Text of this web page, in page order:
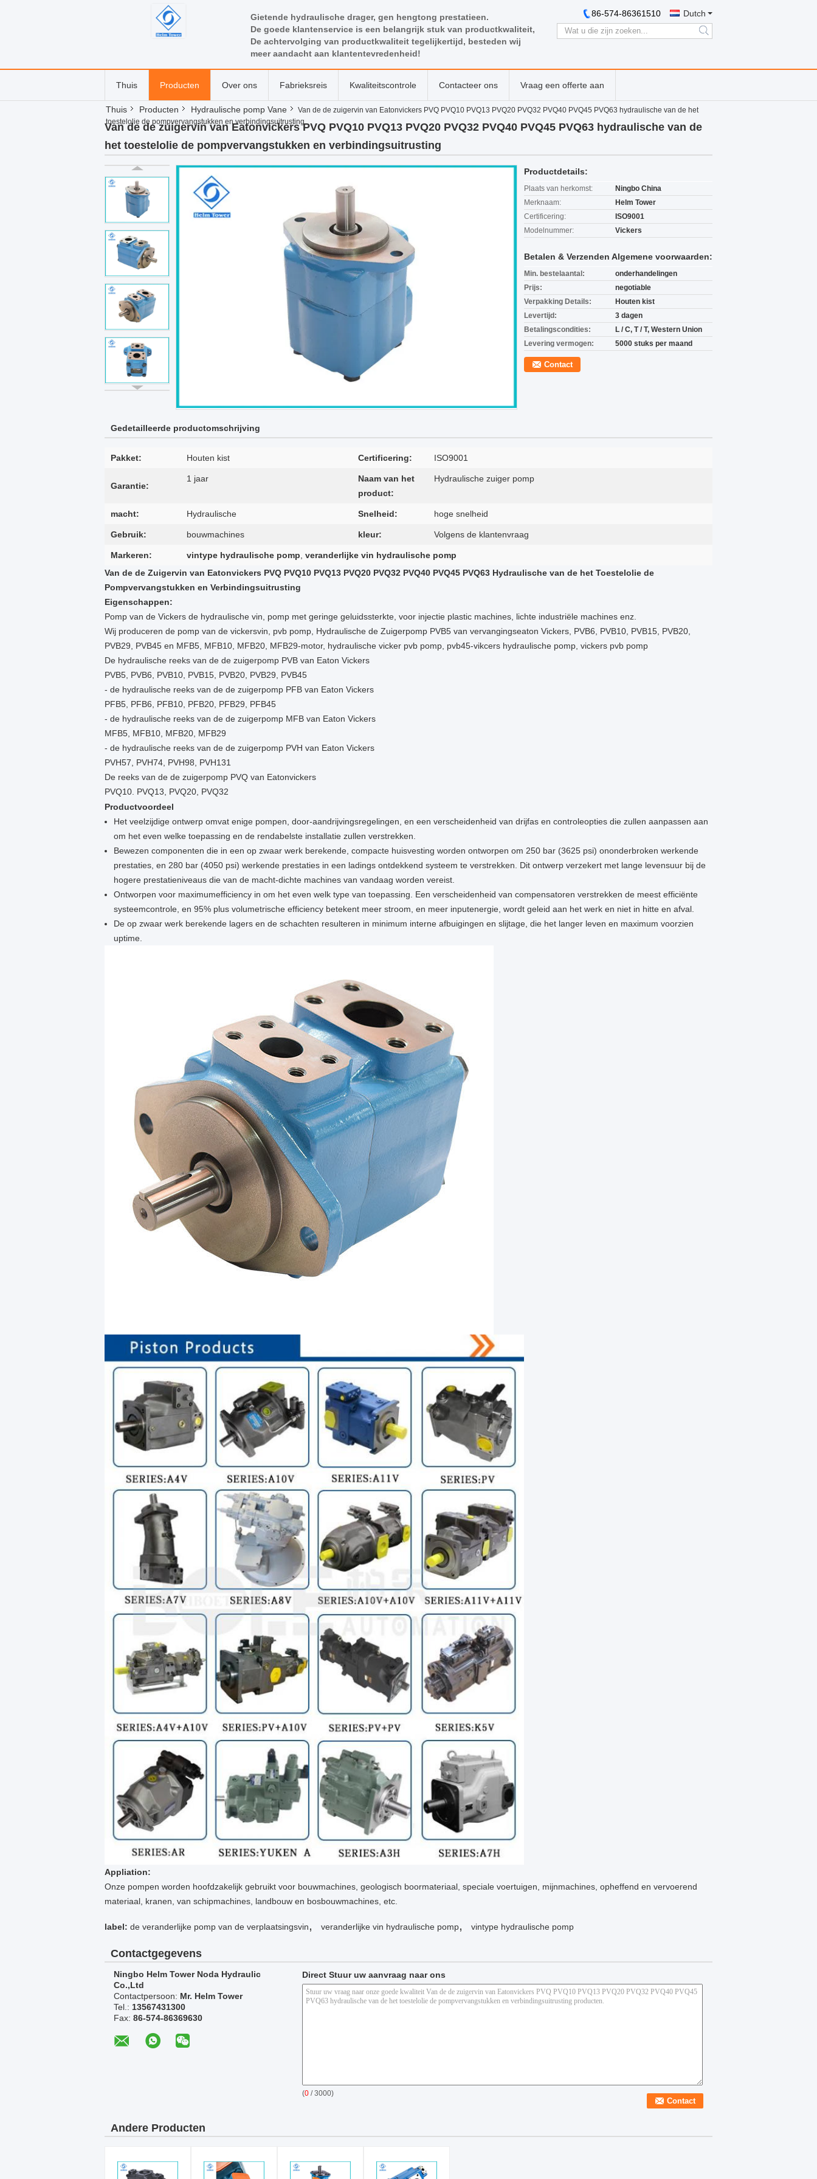
Gietende hydraulische drager, gen hengtong prestatieen.
De goede klantenservice is een belangrijk stuk van productkwaliteit,
De achtervolging van productkwaliteit tegelijkertijd, besteden wij
meer aandacht aan klantentevredenheid!
Dutch
86-574-86361510
search
Thuis Producten Over ons Fabrieksreis Kwaliteitscontrole Contacteer ons Vraag een offerte aan
Thuis Producten Hydraulische pomp Vane
Van de de zuigervin van Eatonvickers PVQ PVQ10 PVQ13 PVQ20 PVQ32 PVQ40 PVQ45 PVQ63 hydraulische van de het
toestelolie de pompvervangstukken en verbindingsuitrusting
Van de de zuigervin van Eatonvickers PVQ PVQ10 PVQ13 PVQ20 PVQ32 PVQ40 PVQ45 PVQ63 hydraulische van de
het toestelolie de pompvervangstukken en verbindingsuitrusting
Productdetails:
Plaats van herkomst:
Ningbo China
Merknaam:
Helm Tower
Certificering:
ISO9001
Modelnummer:
Vickers
Betalen & Verzenden Algemene voorwaarden:
Min. bestelaantal:
onderhandelingen
Prijs:
negotiable
Verpakking Details:
Houten kist
Levertijd:
3 dagen
Betalingscondities:
L / C, T / T, Western Union
Levering vermogen:
5000 stuks per maand
Contact
Gedetailleerde productomschrijving
Pakket: Houten kist Certificering: ISO9001
Garantie:
1 jaar
Naam van het
product:
Hydraulische zuiger pomp
macht: Hydraulische Snelheid: hoge snelheid
Gebruik: bouwmachines kleur: Volgens de klantenvraag
Markeren: vintype hydraulische pomp veranderlijke vin hydraulische pomp
Van de de Zuigervin van Eatonvickers PVQ PVQ10 PVQ13 PVQ20 PVQ32 PVQ40 PVQ45 PVQ63 Hydraulische van de het Toestelolie de
Pompvervangstukken en Verbindingsuitrusting
Eigenschappen:
Pomp van de Vickers de hydraulische vin, pomp met geringe geluidssterkte, voor injectie plastic machines, lichte industriële machines enz.
Wij produceren de pomp van de vickersvin, pvb pomp, Hydraulische de Zuigerpomp PVB5 van vervangingseaton Vickers, PVB6, PVB10, PVB15, PVB20,
PVB29, PVB45 en MFB5, MFB10, MFB20, MFB29-motor, hydraulische vicker pvb pomp, pvb45-vikcers hydraulische pomp, vickers pvb pomp
De hydraulische reeks van de de zuigerpomp PVB van Eaton Vickers
PVB5, PVB6, PVB10, PVB15, PVB20, PVB29, PVB45
- de hydraulische reeks van de de zuigerpomp PFB van Eaton Vickers
PFB5, PFB6, PFB10, PFB20, PFB29, PFB45
- de hydraulische reeks van de de zuigerpomp MFB van Eaton Vickers
MFB5, MFB10, MFB20, MFB29
- de hydraulische reeks van de de zuigerpomp PVH van Eaton Vickers
PVH57, PVH74, PVH98, PVH131
De reeks van de de zuigerpomp PVQ van Eatonvickers
PVQ10. PVQ13, PVQ20, PVQ32
Productvoordeel
Het veelzijdige ontwerp omvat enige pompen, door-aandrijvingsregelingen, en een verscheidenheid van drijfas en controleopties die zullen aanpassen aan
om het even welke toepassing en de rendabelste installatie zullen verstrekken.
Bewezen componenten die in een op zwaar werk berekende, compacte huisvesting worden ontworpen om 250 bar (3625 psi) ononderbroken werkende
prestaties, en 280 bar (4050 psi) werkende prestaties in een ladings ontdekkend systeem te verstrekken. Dit ontwerp verzekert met lange levensuur bij de
hogere prestatieniveaus die van de macht-dichte machines van vandaag worden vereist.
Ontworpen voor maximumefficiency in om het even welk type van toepassing. Een verscheidenheid van compensatoren verstrekken de meest efficiënte
systeemcontrole, en 95% plus volumetrische efficiency betekent meer stroom, en meer inputenergie, wordt geleid aan het werk en niet in hitte en afval.
De op zwaar werk berekende lagers en de schachten resulteren in minimum interne afbuigingen en slijtage, die het langer leven en maximum voorzien
uptime.
Appliation:
Onze pompen worden hoofdzakelijk gebruikt voor bouwmachines, geologisch boormateriaal, speciale voertuigen, mijnmachines, opheffend en vervoerend
materiaal, kranen, van schipmachines, landbouw en bosbouwmachines, etc.
label: de veranderlijke pomp van de verplaatsingsvin, veranderlijke vin hydraulische pomp, vintype hydraulische pomp
Contactgegevens
Ningbo Helm Tower Noda Hydraulic
Co.,Ltd
Contactpersoon: Mr. Helm Tower
Tel.: 13567431300
Fax: 86-574-86369630
Direct Stuur uw aanvraag naar ons
(0 / 3000)
Andere Producten